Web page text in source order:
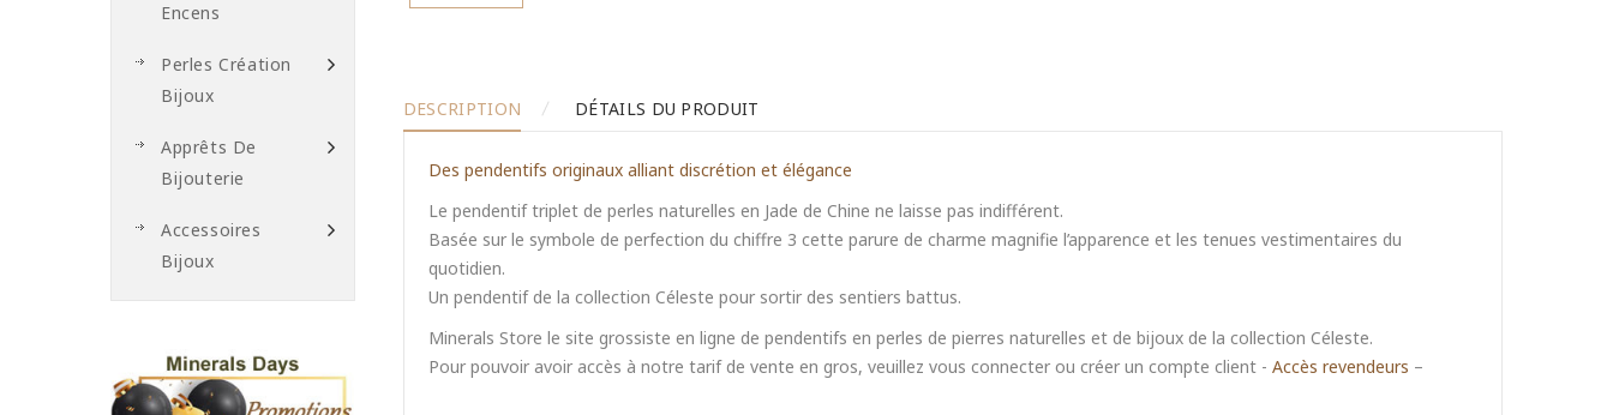
Encens
Perles Création
Bijoux
Apprêts De
Bijouterie
Accessoires
Bijoux
DESCRIPTION DÉTAILS DU PRODUIT
Des pendentifs originaux alliant discrétion et élégance
Le pendentif triplet de perles naturelles en Jade de Chine ne laisse pas indifférent.
Basée sur le symbole de perfection du chiffre 3 cette parure de charme magnifie l’apparence et les tenues vestimentaires du
quotidien.
Un pendentif de la collection Céleste pour sortir des sentiers battus.
Minerals Store le site grossiste en ligne de pendentifs en perles de pierres naturelles et de bijoux de la collection Céleste.
Pour pouvoir avoir accès à notre tarif de vente en gros, veuillez vous connecter ou créer un compte client - Accès revendeurs –